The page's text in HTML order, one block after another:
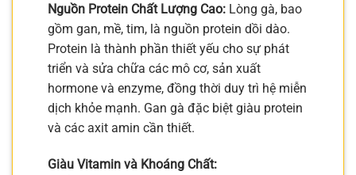
Nguồn Protein Chất Lượng Cao: Lòng gà, bao
gồm gan, mề, tim, là nguồn protein dồi dào.
Protein là thành phần thiết yếu cho sự phát
triển và sửa chữa các mô cơ, sản xuất
hormone và enzyme, đồng thời duy trì hệ miễn
dịch khỏe mạnh. Gan gà đặc biệt giàu protein
và các axit amin cần thiết.
Giàu Vitamin và Khoáng Chất: